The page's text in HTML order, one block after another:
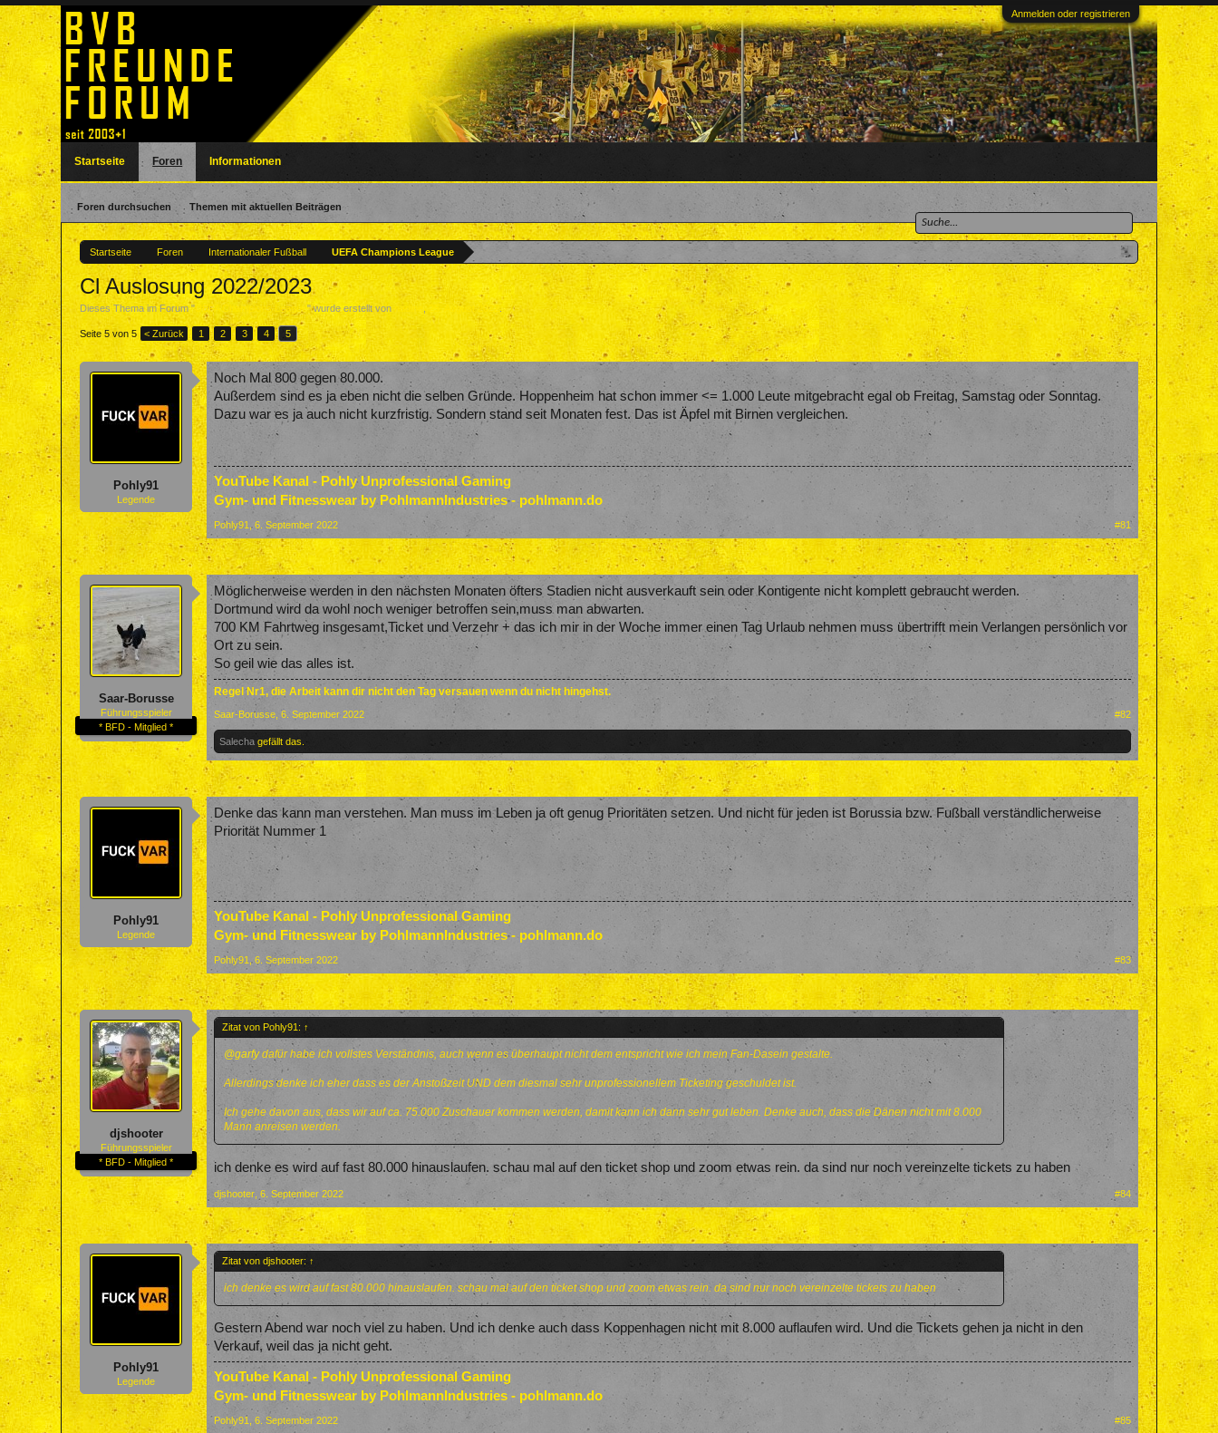
Anmelden oder registrieren
Startseite Foren Internationaler Fußball UEFA Champions League
Cl Auslosung 2022/2023
Dieses Thema im Forum "UEFA Champions League" wurde erstellt von nadine , 25. August 2022.
Seite 5 von 5 < Zurück 1 2 3 4 5
Pohly91
Legende
Noch Mal 800 gegen 80.000.
Außerdem sind es ja eben nicht die selben Gründe. Hoppenheim hat schon immer <= 1.000 Leute mitgebracht egal ob Freitag, Samstag oder Sonntag.
Dazu war es ja auch nicht kurzfristig. Sondern stand seit Monaten fest. Das ist Äpfel mit Birnen vergleichen.
YouTube Kanal - Pohly Unprofessional Gaming
Gym- und Fitnesswear by PohlmannIndustries - pohlmann.do
Pohly91 , 6. September 2022 #81
Saar-Borusse
Führungsspieler
* BFD - Mitglied *
Möglicherweise werden in den nächsten Monaten öfters Stadien nicht ausverkauft sein oder Kontigente nicht komplett gebraucht werden.
Dortmund wird da wohl noch weniger betroffen sein,muss man abwarten.
700 KM Fahrtweg insgesamt,Ticket und Verzehr + das ich mir in der Woche immer einen Tag Urlaub nehmen muss übertrifft mein Verlangen persönlich vor
Ort zu sein.
So geil wie das alles ist.
Regel Nr1, die Arbeit kann dir nicht den Tag versauen wenn du nicht hingehst.
Saar-Borusse 6. September 2022 #82
Salecha gefällt das.
Pohly91
Legende
Denke das kann man verstehen. Man muss im Leben ja oft genug Prioritäten setzen. Und nicht für jeden ist Borussia bzw. Fußball verständlicherweise
Priorität Nummer 1
YouTube Kanal - Pohly Unprofessional Gaming
Gym- und Fitnesswear by PohlmannIndustries - pohlmann.do
Pohly91 , 6. September 2022 #83
djshooter
Führungsspieler
* BFD - Mitglied *
Zitat von Pohly91: ↑
@garfydafür habe ich vollstes Verständnis, auch wenn es überhaupt nicht dem entspricht wie ich mein Fan-Dasein gestalte.
Allerdings denke ich eher dass es der Anstoßzeit UND dem diesmal sehr unprofessionellem Ticketing geschuldet ist.
Ich gehe davon aus, dass wir auf ca. 75.000 Zuschauer kommen werden, damit kann ich dann sehr gut leben. Denke auch, dass die Dänen nicht mit 8.000
Mann anreisen werden.
ich denke es wird auf fast 80.000 hinauslaufen. schau mal auf den ticket shop und zoom etwas rein. da sind nur noch vereinzelte tickets zu haben
djshooter 6. September 2022 #84
Pohly91
Legende
Zitat von djshooter: ↑
ich denke es wird auf fast 80.000 hinauslaufen. schau mal auf den ticket shop und zoom etwas rein. da sind nur noch vereinzelte tickets zu haben
Gestern Abend war noch viel zu haben. Und ich denke auch dass Koppenhagen nicht mit 8.000 auflaufen wird. Und die Tickets gehen ja nicht in den
Verkauf, weil das ja nicht geht.
YouTube Kanal - Pohly Unprofessional Gaming
Gym- und Fitnesswear by PohlmannIndustries - pohlmann.do
Pohly91 6. September 2022 #85
Startseite Foren
Foren durchsuchen Themen mit aktuellen Beiträgen
Informationen